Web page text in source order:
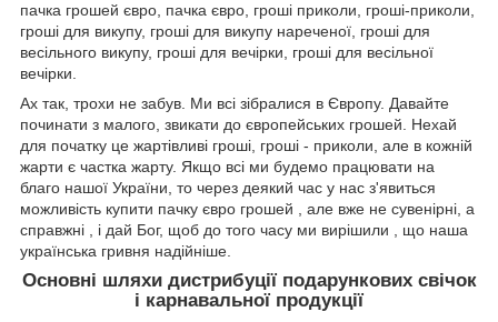
пачка грошей євро, пачка євро, гроші приколи, гроші-приколи,
гроші для викупу, гроші для викупу нареченої, гроші для
весільного викупу, гроші для вечірки, гроші для весільної
вечірки.
Ах так, трохи не забув. Ми всі зібралися в Європу. Давайте
починати з малого, звикати до європейських грошей. Нехай
для початку це жартівливі гроші, гроші - приколи, але в кожній
жарти є частка жарту. Якщо всі ми будемо працювати на
благо нашої України, то через деякий час у нас з'явиться
можливість купити пачку євро грошей , але вже не сувенірні, а
справжні , і дай Бог, щоб до того часу ми вирішили , що наша
українська гривня надійніше.
Основні шляхи дистрибуції подарункових свічок
і карнавальної продукції